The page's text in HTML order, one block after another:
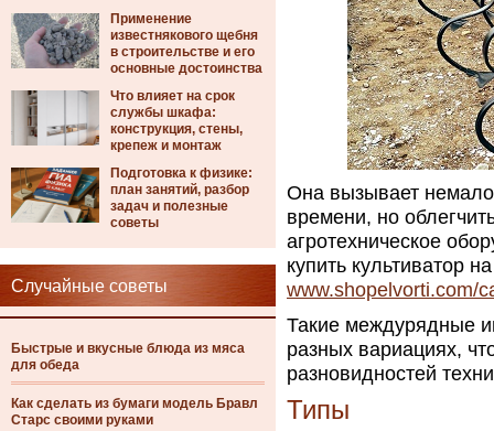
Применение
известнякового щебня
в строительстве и его
основные достоинства
Что влияет на срок
службы шкафа:
конструкция, стены,
крепеж и монтаж
Подготовка к физике:
план занятий, разбор
задач и полезные
советы
Случайные советы
Быстрые и вкусные блюда из мяса
для обеда
Как сделать из бумаги модель Бравл
Старс своими руками
Она вызывает немало
времени, но
агротехническое
купить культиватор на
www.shopelvorti.com/
Такие междурядные
разных вариациях,
разновидностей
Типы